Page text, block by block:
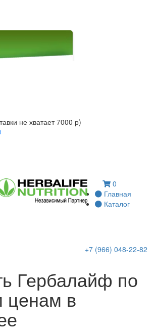
не хватает 7000 р)
0
Главная
Каталог
+7 (966) 048-22-82
Гербалайф по
в